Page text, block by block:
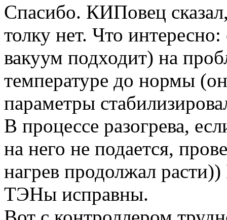
Спасибо. КИПовец
толку нет. Что
вакуум подходит) на
температуре до нормы
параметры
В процессе разогрева,
на него не подается,
нагрев продолжал
ТЭНы исправны.